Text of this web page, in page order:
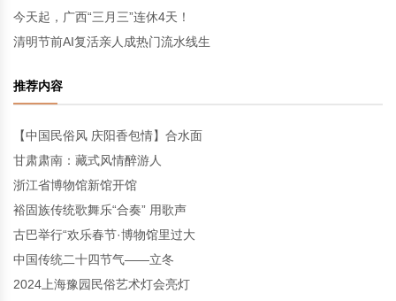
今天起，广西“三月三”连休4天！
清明节前AI复活亲人成热门流水线生
推荐内容
【中国民俗风 庆阳香包情】合水面
甘肃肃南：藏式风情醉游人
浙江省博物馆新馆开馆
裕固族传统歌舞乐“合奏” 用歌声
古巴举行“欢乐春节·博物馆里过大
中国传统二十四节气——立冬
2024上海豫园民俗艺术灯会亮灯